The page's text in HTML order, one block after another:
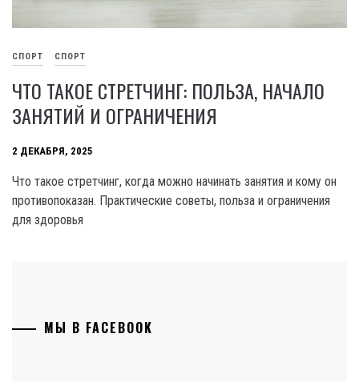
СПОРТ СПОРТ
ЧТО ТАКОЕ СТРЕТЧИНГ: ПОЛЬЗА, НАЧАЛО
ЗАНЯТИЙ И ОГРАНИЧЕНИЯ
2 ДЕКАБРЯ, 2025
Что такое стретчинг, когда можно начинать занятия и кому он
противопоказан. Практические советы, польза и ограничения
для здоровья
МЫ В FACEBOOK